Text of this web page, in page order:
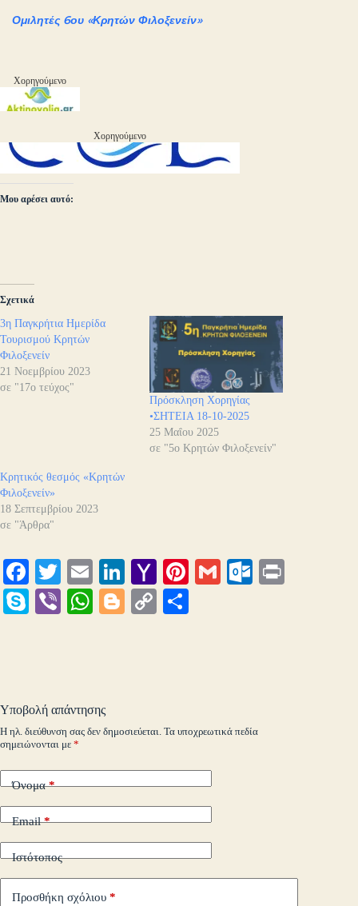
Ομιλητές 6ου «Κρητών Φιλοξενείν»
Χορηγούμενο
Χορηγούμενο
Μου αρέσει αυτό:
Σχετικά
3η Παγκρήτια Ημερίδα
Τουρισμού Κρητών
Φιλοξενείν
21 Νοεμβρίου 2023
σε "17ο τεύχος"
Πρόσκληση Χορηγίας
•ΣΗΤΕΙΑ 18-10-2025
25 Μαΐου 2025
σε "5ο Κρητών Φιλοξενείν"
Κρητικός θεσμός «Κρητών
Φιλοξενείν»
18 Σεπτεμβρίου 2023
σε "Άρθρα"
Fa
ce
bo
T
wi
tte
E
m
ail
Li
nk
ed
Y
ah
oo
Pi
G
O
m
S
Vi
W
pp
Bl
C
εί
Υποβολή απάντησης
Η ηλ. διεύθυνση σας δεν δημοσιεύεται. Τα υποχρεωτικά πεδία
σημειώνονται με *
Όνομα*
Email*
Ιστότοπος
Προσθήκη σχόλιου *